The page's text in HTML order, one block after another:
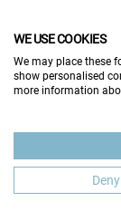
maintained
accepts no
information.
WE USE COOKIES
We may place these
show personalised
more information
Deny